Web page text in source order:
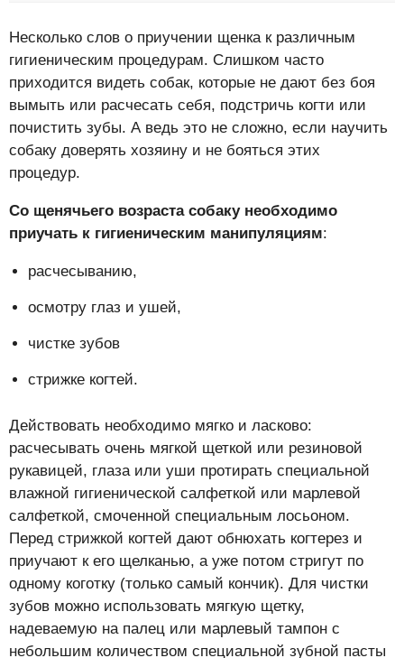
Несколько слов о приучении щенка к различным
гигиеническим процедурам. Слишком часто
приходится видеть собак, которые не дают без боя
вымыть или расчесать себя, подстричь когти или
почистить зубы. А ведь это не сложно, если научить
собаку доверять хозяину и не бояться этих
процедур.
Со щенячьего возраста собаку необходимо
приучать к гигиеническим манипуляциям:
расчесыванию,
осмотру глаз и ушей,
чистке зубов
стрижке когтей.
Действовать необходимо мягко и ласково:
расчесывать очень мягкой щеткой или резиновой
рукавицей, глаза или уши протирать специальной
влажной гигиенической салфеткой или марлевой
салфеткой, смоченной специальным лосьоном.
Перед стрижкой когтей дают обнюхать когтерез и
приучают к его щелканью, а уже потом стригут по
одному коготку (только самый кончик). Для чистки
зубов можно использовать мягкую щетку,
надеваемую на палец или марлевый тампон с
небольшим количеством специальной зубной пасты